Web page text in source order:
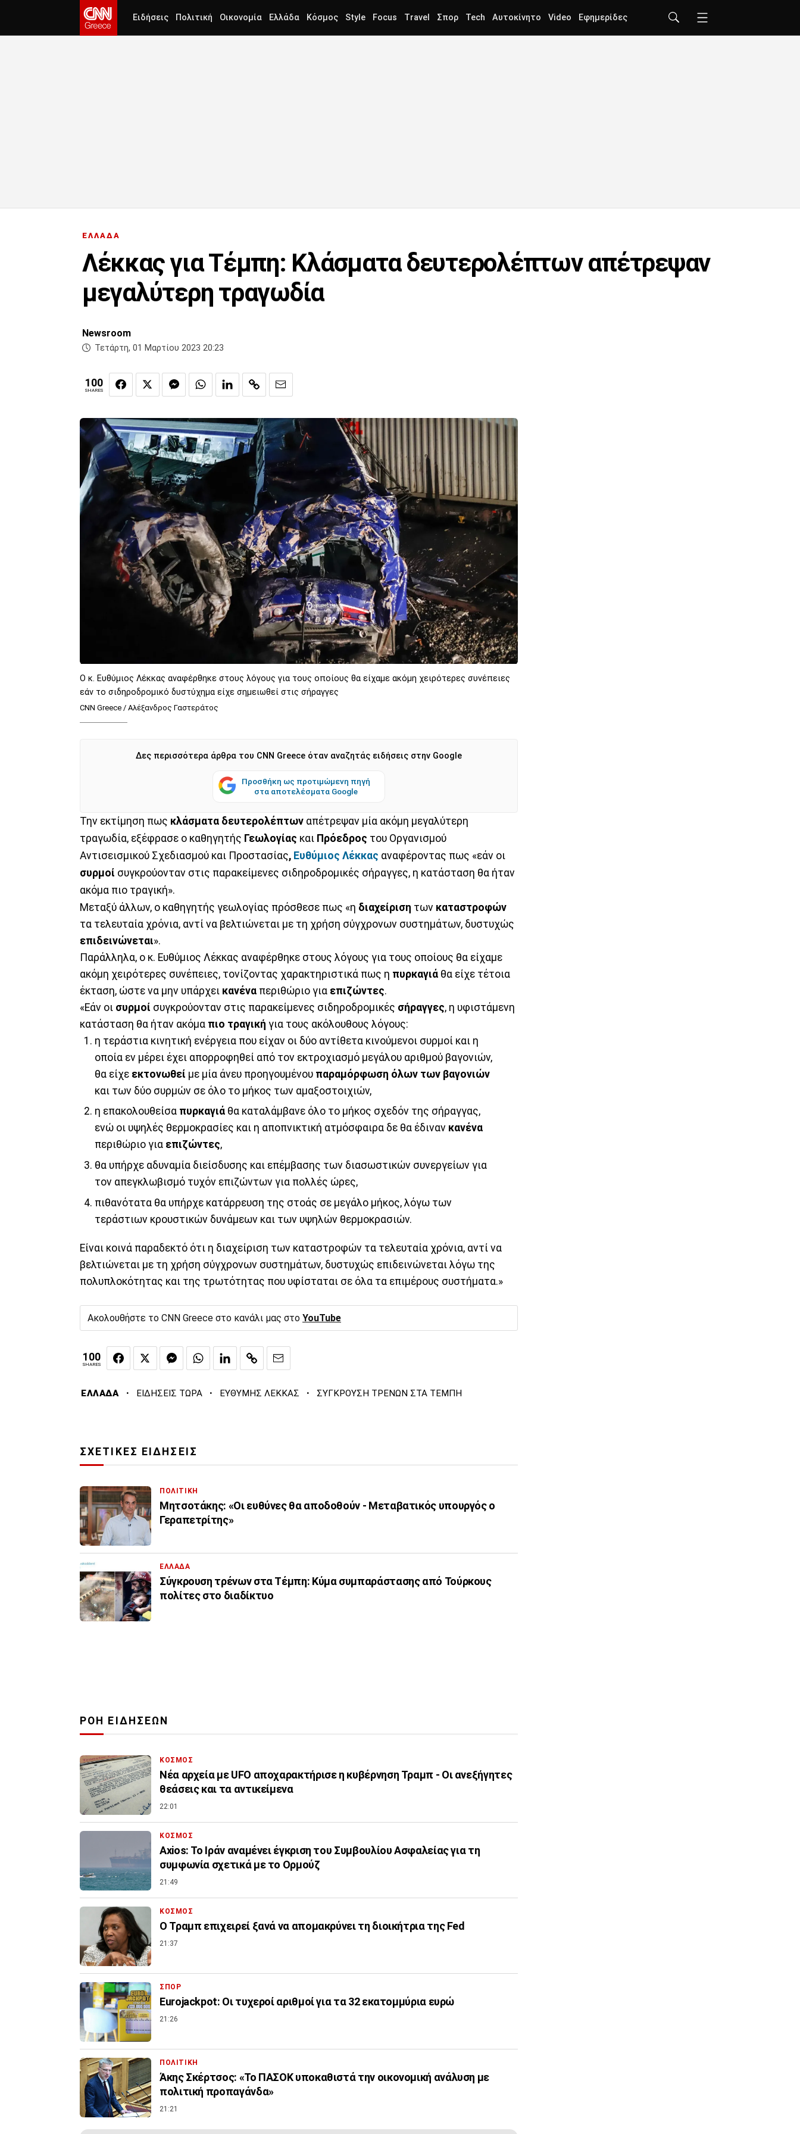
Ειδήσεις Πολιτική Οικονομία Ελλάδα Κόσμος Style Focus Travel Σπορ Tech Αυτοκίνητο Video Εφημερίδες
ΕΛΛΑΔΑ
Λέκκας για Τέμπη: Κλάσματα δευτερολέπτων απέτρεψαν
μεγαλύτερη τραγωδία
Newsroom
Τετάρτη, 01 Μαρτίου 2023 20:23
100
SHARES
Ο κ. Ευθύμιος Λέκκας αναφέρθηκε στους λόγους για τους οποίους θα είχαμε ακόμη χειρότερες συνέπειες
εάν το σιδηροδρομικό δυστύχημα είχε σημειωθεί στις σήραγγες
CNN Greece / Αλέξανδρος Γαστεράτος
Δες περισσότερα άρθρα του CNN Greece όταν αναζητάς ειδήσεις στην Google
Προσθήκη ως προτιμώμενη πηγή
στα αποτελέσματα Google
Την εκτίμηση πως κλάσματα δευτερολέπτων απέτρεψαν μία ακόμη μεγαλύτερη
τραγωδία, εξέφρασε ο καθηγητής Γεωλογίας και Πρόεδρος του Οργανισμού
Αντισεισμικού Σχεδιασμού και Προστασίας, Ευθύμιος Λέκκας αναφέροντας πως «εάν οι
συρμοί συγκρούονταν στις παρακείμενες σιδηροδρομικές σήραγγες, η κατάσταση θα ήταν
ακόμα πιο τραγική».
Μεταξύ άλλων, ο καθηγητής γεωλογίας πρόσθεσε πως «η διαχείριση των καταστροφών
τα τελευταία χρόνια, αντί να βελτιώνεται με τη χρήση σύγχρονων συστημάτων, δυστυχώς
επιδεινώνεται».
Παράλληλα, ο κ. Ευθύμιος Λέκκας αναφέρθηκε στους λόγους για τους οποίους θα είχαμε
ακόμη χειρότερες συνέπειες, τονίζοντας χαρακτηριστικά πως η πυρκαγιά θα είχε τέτοια
έκταση, ώστε να μην υπάρχει κανένα περιθώριο για επιζώντες.
«Εάν οι συρμοί συγκρούονταν στις παρακείμενες σιδηροδρομικές σήραγγες, η υφιστάμενη
κατάσταση θα ήταν ακόμα πιο τραγική για τους ακόλουθους λόγους:
η τεράστια κινητική ενέργεια που είχαν οι δύο αντίθετα κινούμενοι συρμοί και η
οποία εν μέρει έχει απορροφηθεί από τον εκτροχιασμό μεγάλου αριθμού βαγονιών,
θα είχε εκτονωθεί με μία άνευ προηγουμένου παραμόρφωση όλων των βαγονιών
και των δύο συρμών σε όλο το μήκος των αμαξοστοιχιών,
η επακολουθείσα πυρκαγιά θα καταλάμβανε όλο το μήκος σχεδόν της σήραγγας,
ενώ οι υψηλές θερμοκρασίες και η αποπνικτική ατμόσφαιρα δε θα έδιναν κανένα
περιθώριο για επιζώντες,
θα υπήρχε αδυναμία διείσδυσης και επέμβασης των διασωστικών συνεργείων για
τον απεγκλωβισμό τυχόν επιζώντων για πολλές ώρες,
πιθανότατα θα υπήρχε κατάρρευση της στοάς σε μεγάλο μήκος, λόγω των
τεράστιων κρουστικών δυνάμεων και των υψηλών θερμοκρασιών.
Είναι κοινά παραδεκτό ότι η διαχείριση των καταστροφών τα τελευταία χρόνια, αντί να
βελτιώνεται με τη χρήση σύγχρονων συστημάτων, δυστυχώς επιδεινώνεται λόγω της
πολυπλοκότητας και της τρωτότητας που υφίσταται σε όλα τα επιμέρους συστήματα.»
Ακολουθήστε το CNN Greece στο κανάλι μας στο YouTube
100
SHARES
ΕΛΛΑΔΑ · ΕΙΔΗΣΕΙΣ ΤΩΡΑ · ΕΥΘΥΜΗΣ ΛΕΚΚΑΣ · ΣΥΓΚΡΟΥΣΗ ΤΡΕΝΩΝ ΣΤΑ ΤΕΜΠΗ
ΣΧΕΤΙΚΕΣ ΕΙΔΗΣΕΙΣ
ΠΟΛΙΤΙΚΗ
Μητσοτάκης: «Οι ευθύνες θα αποδοθούν - Μεταβατικός υπουργός ο
Γεραπετρίτης»
ΕΛΛΑΔΑ
Σύγκρουση τρένων στα Τέμπη: Κύμα συμπαράστασης από Τούρκους
πολίτες στο διαδίκτυο
ΡΟΗ ΕΙΔΗΣΕΩΝ
ΚΟΣΜΟΣ
Νέα αρχεία με UFO αποχαρακτήρισε η κυβέρνηση Τραμπ - Οι ανεξήγητες
θεάσεις και τα αντικείμενα
22:01
ΚΟΣΜΟΣ
Axios: Το Ιράν αναμένει έγκριση του Συμβουλίου Ασφαλείας για τη
συμφωνία σχετικά με το Ορμούζ
21:49
ΚΟΣΜΟΣ
Ο Τραμπ επιχειρεί ξανά να απομακρύνει τη διοικήτρια της Fed
21:37
ΣΠΟΡ
Eurojackpot: Οι τυχεροί αριθμοί για τα 32 εκατoμμύρια ευρώ
21:26
ΠΟΛΙΤΙΚΗ
Άκης Σκέρτσος: «Το ΠΑΣΟΚ υποκαθιστά την οικονομική ανάλυση με
πολιτική προπαγάνδα»
21:21